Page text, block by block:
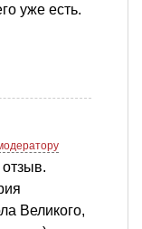
уже есть.
Великого,